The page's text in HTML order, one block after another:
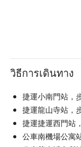
วิธีการเดินทาง
捷運小南門站，
捷運龍山寺站，
捷運捷運西門站
公車南機場公寓